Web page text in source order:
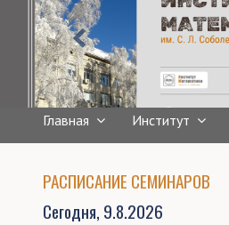
Главная Институт
РАСПИСАНИЕ СЕМИНАРОВ
Сегодня, 9.8.2026